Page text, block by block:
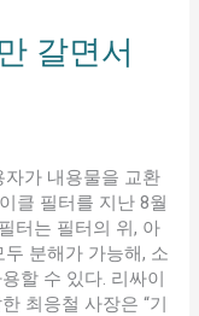
갈면서
가 내용물을 교환
클 필터를 지난 8월
터는 필터의 위, 아
분해가 가능해, 소
할 수 있다. 리싸이
최응철 사장은 “기